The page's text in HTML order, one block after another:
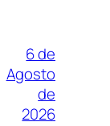
6 de
Agosto
de
2026